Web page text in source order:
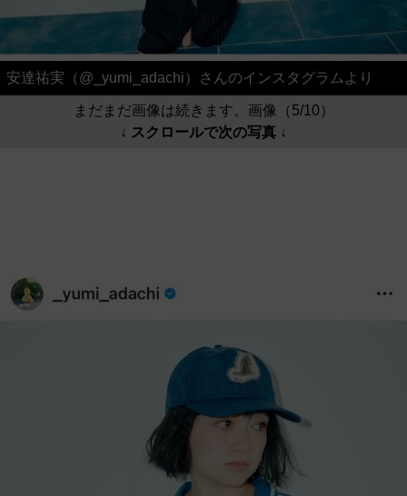
安達祐実（@_yumi_adachi）さんのインスタグラムより
まだまだ画像は続きます。画像（5/10）
↓ スクロールで次の写真 ↓